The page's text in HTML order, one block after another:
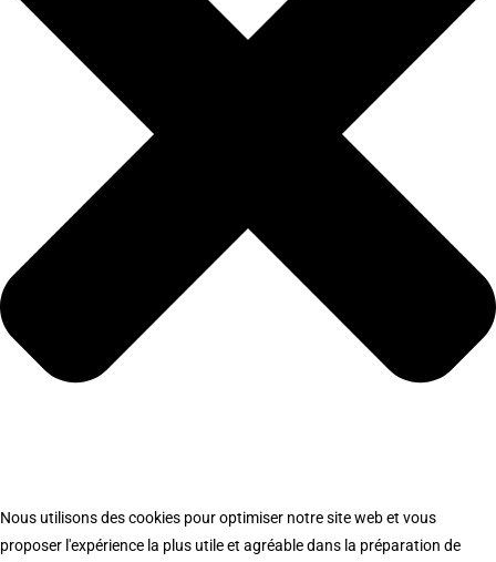
Nous utilisons des cookies pour optimiser notre site web et vous
proposer l'expérience la plus utile et agréable dans la préparation de